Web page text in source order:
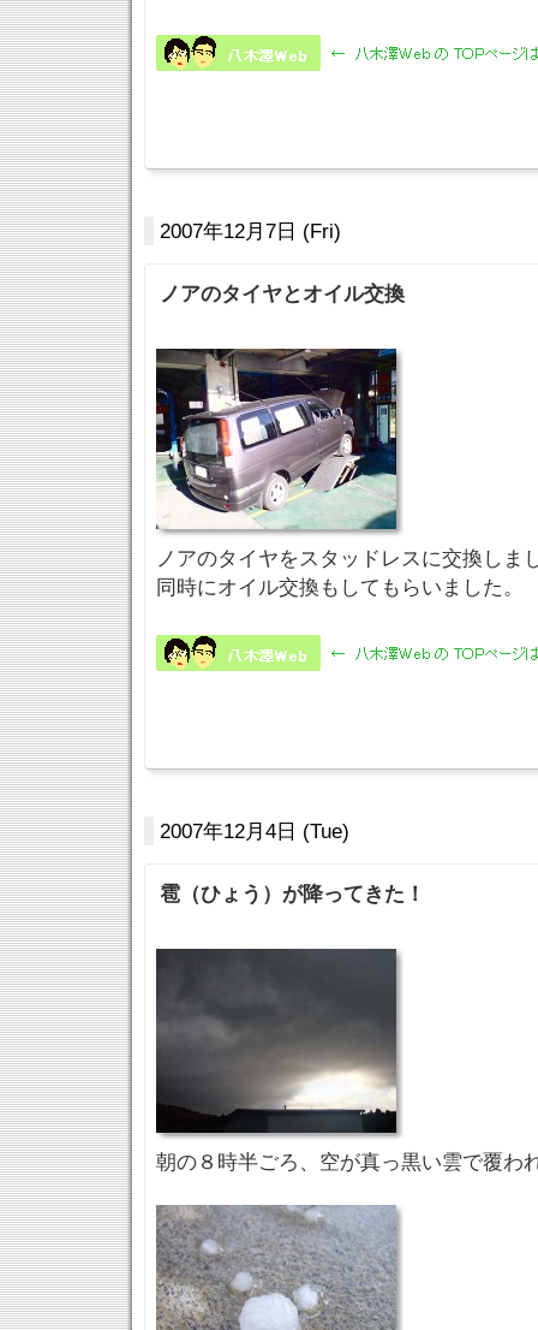
2007年12月7日 (Fri)
ノアのタイヤとオイル交換
ノアのタイヤをスタッドレスに交換しま
同時にオイル交換もしてもらいました。
2007年12月4日 (Tue)
雹（ひょう）が降ってきた！
朝の８時半ごろ、空が真っ黒い雲で覆わ